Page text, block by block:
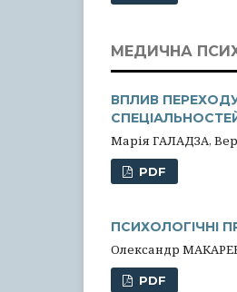
МЕДИЧНА
ВПЛИВ
Марія ГАЛАДЗА,
PDF
ПСИХОЛОГІЧНІ
Олександр
PDF